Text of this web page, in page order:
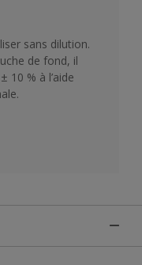
sans dilution.
de fond, il
10 % à l’aide